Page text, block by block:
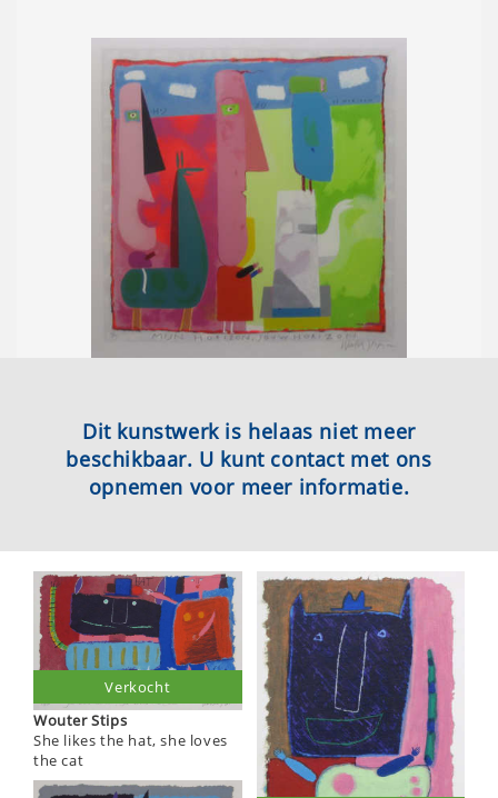
Dit kunstwerk is helaas niet meer
beschikbaar. U kunt contact met ons
opnemen voor meer informatie.
Wouter Stips
She likes the hat, she loves
the cat
Verkocht